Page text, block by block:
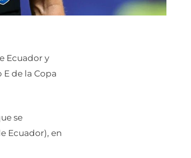
Ecuador y
de la Copa
se
Ecuador), en